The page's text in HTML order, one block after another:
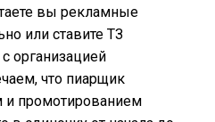
вы рекламные
или ставите ТЗ
организацией
что пиарщик
и промотированием